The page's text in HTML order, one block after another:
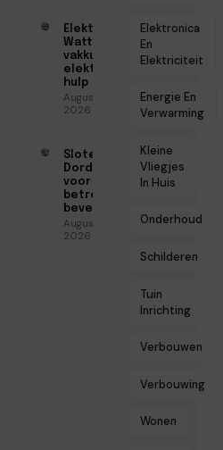
Elektricien
Watt voor
vakkundige
elektrische
hulp
Augustus 5,
2026
Slotenmaker
Dordrecht
voor
betrouwbare
beveiliging
Augustus 3,
2026
Elektronica
En
Elektriciteit
Energie En
Verwarming
Kleine
Vliegjes
In Huis
Onderhoud
Schilderen
Tuin
Inrichting
Verbouwen
Verbouwing
Wonen